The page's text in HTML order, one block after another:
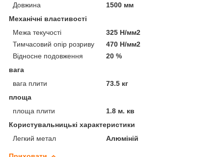
Довжина
1500 мм
Механічні властивості
Межа текучості
325 Н/мм2
Тимчасовий опір розриву
470 Н/мм2
Відносне подовження
20 %
вага
вага плити
73.5 кг
площа
площа плити
1.8 м. кв
Користувальницькі характеристики
Легкий метал
Алюміній